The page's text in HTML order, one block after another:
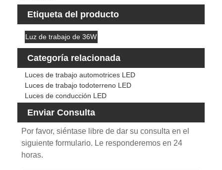
Etiqueta del producto
Luz de trabajo de 36W
Categoría relacionada
Luces de trabajo automotrices LED
Luces de trabajo todoterreno LED
Luces de conducción LED
Enviar Consulta
Por favor, siéntase libre de dar su consulta en el
siguiente formulario. Le responderemos en 24
horas.